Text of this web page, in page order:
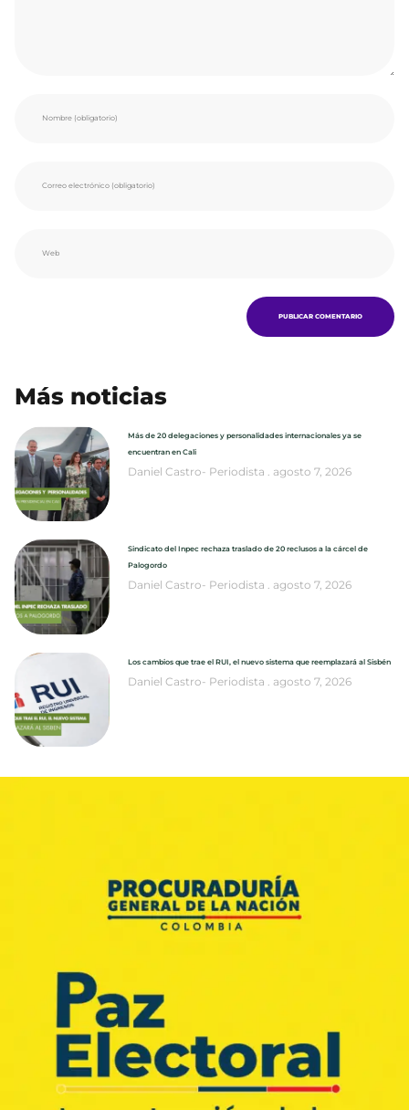
Más noticias
Más de 20 delegaciones y personalidades internacionales ya se
encuentran en Cali
Daniel Castro- Periodista agosto 7, 2026
Sindicato del Inpec rechaza traslado de 20 reclusos a la cárcel de
Palogordo
Daniel Castro- Periodista agosto 7, 2026
Los cambios que trae el RUI, el nuevo sistema que reemplazará al Sisbén
Daniel Castro- Periodista agosto 7, 2026